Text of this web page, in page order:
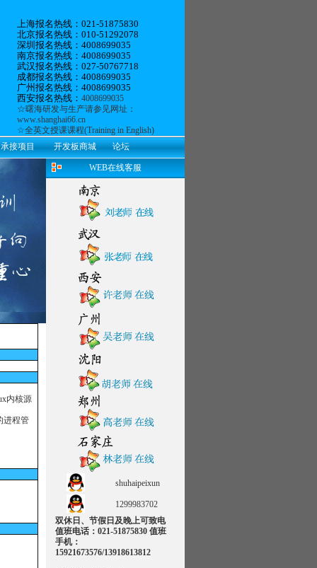
上海报名热线：021-51875830
北京报名热线：010-51292078
深圳报名热线：4008699035
南京报名热线：4008699035
武汉报名热线：027-50767718
成都报名热线：4008699035
广州报名热线： 4008699035
西安报名热线： 4008699035
☆曙海研发与生产请参见网址：
www.shanghai66.cn
☆全英文授课课程(Training in English)
承接项目
开发板商城 论坛
WEB在线客服
shuhaipeixun
1299983702
双休日、节假日及晚上可致电
值班电话：021-51875830 值班
手机：
15921673576/13918613812